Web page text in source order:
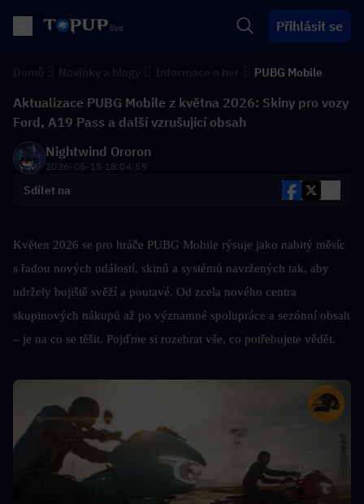
Přihlásit se
PUBG Mobile
Aktualizace PUBG Mobile z května 2026: Skiny pro vozy
Ford, A19 Pass a další vzrušující obsah
Nightwind Ororon
2026-05-15 18:04:59
Sdílet na
Květen 2026 se pro hráče PUBG Mobile rýsuje jako nabitý měsíc
s řadou nových událostí, skinů a systémů navržených tak, aby
udržely bojiště svěží a poutavé. Od zcela nového centra
skupinových nákupů až po významné spolupráce a sezónní obsah
– je na co se těšit. Pojďme si rozebrat vše, co potřebujete vědět.